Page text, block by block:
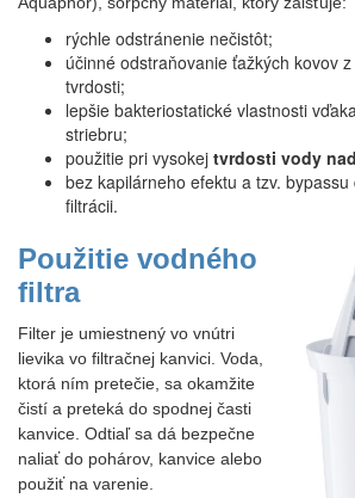
rýchle odstránenie nečistôt;
účinné odstraňovanie ťažkých kovov
tvrdosti;
lepšie bakteriostatické vlastnosti
striebru;
použitie pri vysokej tvrdosti vody
bez kapilárneho efektu a tzv.
filtrácii.
Použitie vodného
filtra
Filter je umiestnený vo vnútri
lievika vo filtračnej kanvici. Voda,
ktorá ním pretečie, sa okamžite
čistí a preteká do spodnej časti
kanvice. Odtiaľ sa dá bezpečne
naliať do pohárov, kanvice alebo
použiť na varenie.